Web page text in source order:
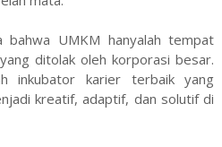
bahwa UMKM hanyalah tempat
ditolak oleh korporasi besar.
inkubator karier terbaik yang
kreatif, adaptif, dan solutif di